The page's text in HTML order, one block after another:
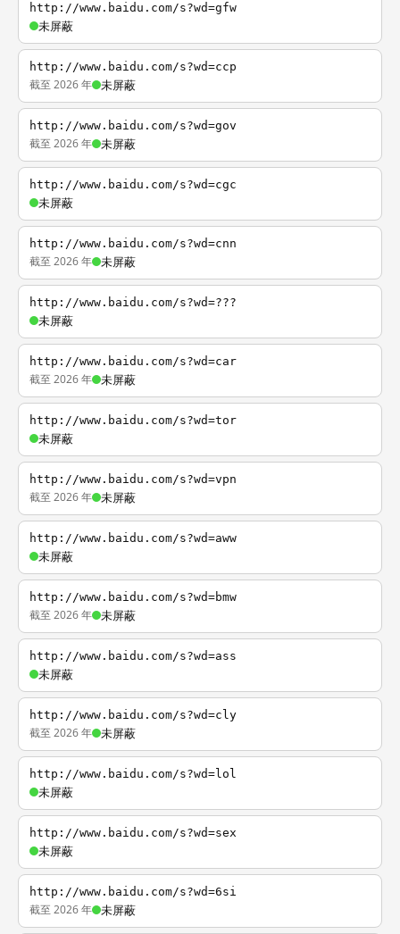
http://www.baidu.com/s?wd=gfw
未屏蔽
http://www.baidu.com/s?wd=ccp
截至 2026 年 未屏蔽
http://www.baidu.com/s?wd=gov
截至 2026 年 未屏蔽
http://www.baidu.com/s?wd=cgc
未屏蔽
http://www.baidu.com/s?wd=cnn
截至 2026 年 未屏蔽
http://www.baidu.com/s?wd=???
未屏蔽
http://www.baidu.com/s?wd=car
截至 2026 年 未屏蔽
http://www.baidu.com/s?wd=tor
未屏蔽
http://www.baidu.com/s?wd=vpn
截至 2026 年 未屏蔽
http://www.baidu.com/s?wd=aww
未屏蔽
http://www.baidu.com/s?wd=bmw
截至 2026 年 未屏蔽
http://www.baidu.com/s?wd=ass
未屏蔽
http://www.baidu.com/s?wd=cly
截至 2026 年 未屏蔽
http://www.baidu.com/s?wd=lol
未屏蔽
http://www.baidu.com/s?wd=sex
未屏蔽
http://www.baidu.com/s?wd=6si
截至 2026 年 未屏蔽